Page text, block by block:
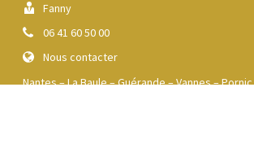
Fanny
06 41 60 50 00
Nous contacter
Nantes – La Baule – Guérande – Vannes – Pornic